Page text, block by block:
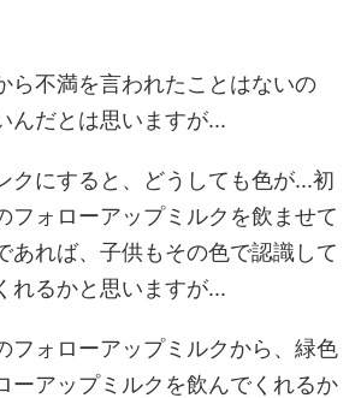
ら不満を言われたことはないの
んだとは思いますが...
クにすると、どうしても色が...初
フォローアップミルクを飲ませて
あれば、子供もその色で認識して
れるかと思いますが...
フォローアップミルクから、緑色
ーアップミルクを飲んでくれるか